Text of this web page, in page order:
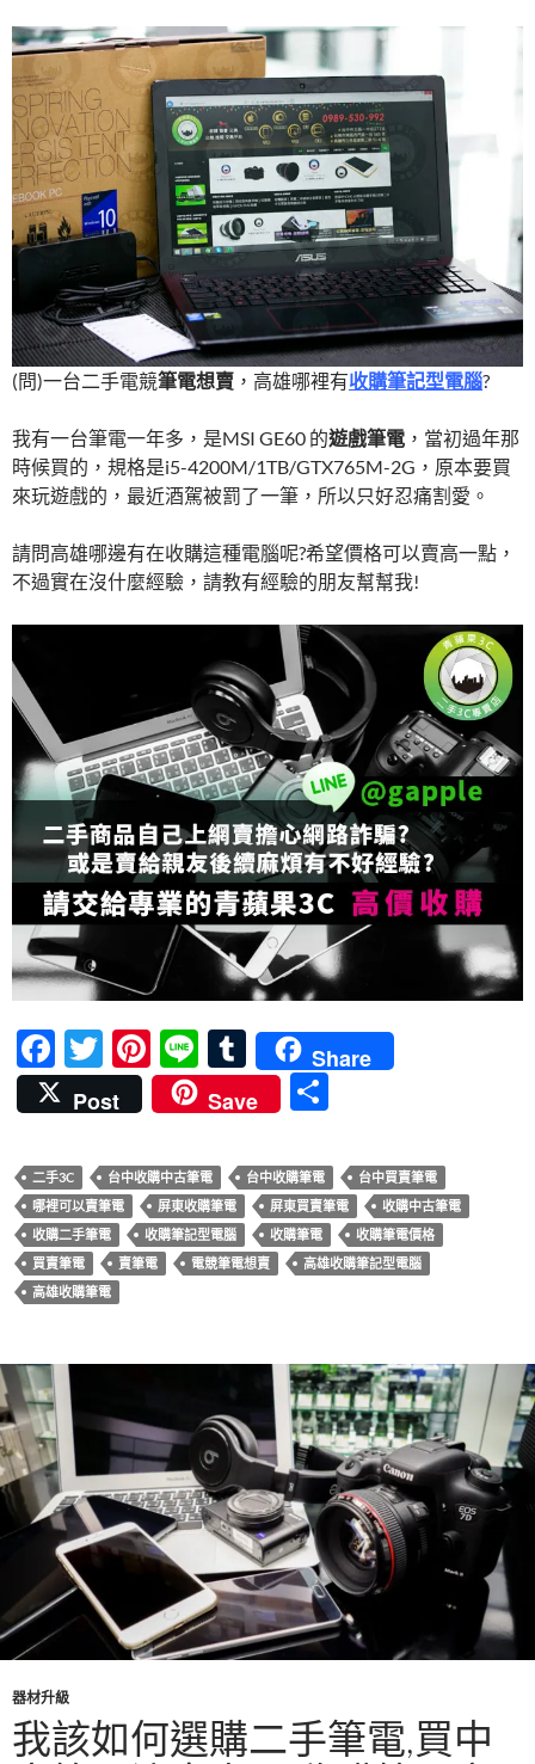
(問)一台二手電競筆電想賣 ，高雄哪裡有收購筆記型電腦?
我有一台筆電一年多，是MSI GE60 的遊戲筆電 ，當初過年那
時候買的，規格是i5-4200M/1TB/GTX765M-2G，原本要買
來玩遊戲的，最近酒駕被罰了一筆，所以只好忍痛割愛。
請問高雄哪邊有在收購這種電腦呢?希望價格可以賣高一點，
不過實在沒什麼經驗，請教有經驗的朋友幫幫我!
F
ac
e
b
o
o
k
T
w
itt
er
Pi
nt
er
es
t
Li
n
e
T
u
m
bl
r
Share
Post
Save
二手3C 台中收購中古筆電 台中收購筆電
台中買賣筆電
哪裡可以賣筆電
屏東收購筆電 屏東買賣筆電
收購中古筆電
收購二手筆電
收購筆記型電腦 收購筆電
收購筆電價格
買賣筆電
賣筆電 電競筆電想賣
高雄收購筆記型電腦
高雄收購筆電
器材升級
我該如何選購二手筆電,買中